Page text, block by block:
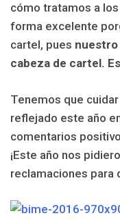
cómo tratamos a
forma excelente
cartel, pues
cabeza de cartel.
Tenemos que
reflejado este año
comentarios
¡Este año nos
reclamaciones para